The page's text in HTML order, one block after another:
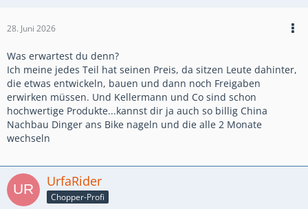
28. Juni 2026
Was erwartest du denn?
Ich meine jedes Teil hat seinen Preis, da sitzen Leute dahinter,
die etwas entwickeln, bauen und dann noch Freigaben
erwirken müssen. Und Kellermann und Co sind schon
hochwertige Produkte...kannst dir ja auch so billig China
Nachbau Dinger ans Bike nageln und die alle 2 Monate
wechseln
UrfaRider
Chopper-Profi